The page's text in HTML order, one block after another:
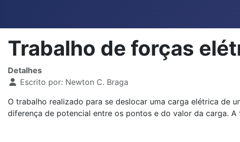
Trabalho de forças
Detalhes
Escrito por: Newton C. Braga
O trabalho realizado para se deslocar uma carga elétrica de
diferença de potencial entre os pontos e do valor da carga.